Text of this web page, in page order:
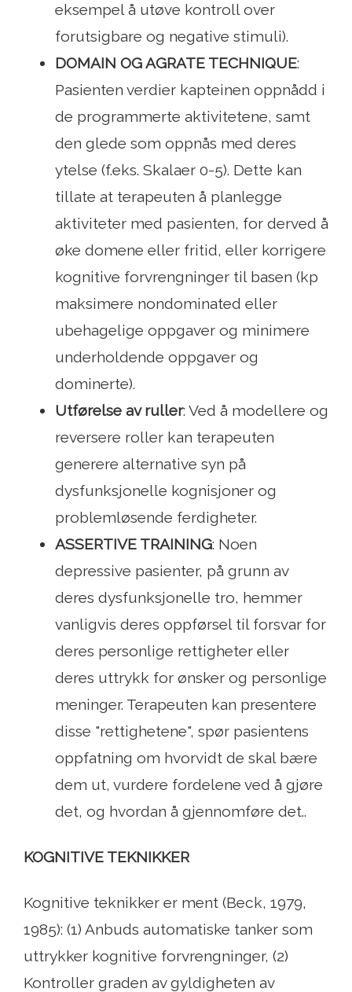
eksempel å utøve kontroll over
forutsigbare og negative stimuli).
DOMAIN OG AGRATE TECHNIQUE:
Pasienten verdier kapteinen oppnådd i
de programmerte aktivitetene, samt
den glede som oppnås med deres
ytelse (f.eks. Skalaer 0-5). Dette kan
tillate at terapeuten å planlegge
aktiviteter med pasienten, for derved å
øke domene eller fritid, eller korrigere
kognitive forvrengninger til basen (kp
maksimere nondominated eller
ubehagelige oppgaver og minimere
underholdende oppgaver og
dominerte).
Utførelse av ruller: Ved å modellere og
reversere roller kan terapeuten
generere alternative syn på
dysfunksjonelle kognisjoner og
problemløsende ferdigheter.
ASSERTIVE TRAINING: Noen
depressive pasienter, på grunn av
deres dysfunksjonelle tro, hemmer
vanligvis deres oppførsel til forsvar for
deres personlige rettigheter eller
deres uttrykk for ønsker og personlige
meninger. Terapeuten kan presentere
disse "rettighetene", spør pasientens
oppfatning om hvorvidt de skal bære
dem ut, vurdere fordelene ved å gjøre
det, og hvordan å gjennomføre det..
KOGNITIVE TEKNIKKER
Kognitive teknikker er ment (Beck, 1979,
1985): (1) Anbuds automatiske tanker som
uttrykker kognitive forvrengninger, (2)
Kontroller graden av gyldigheten av